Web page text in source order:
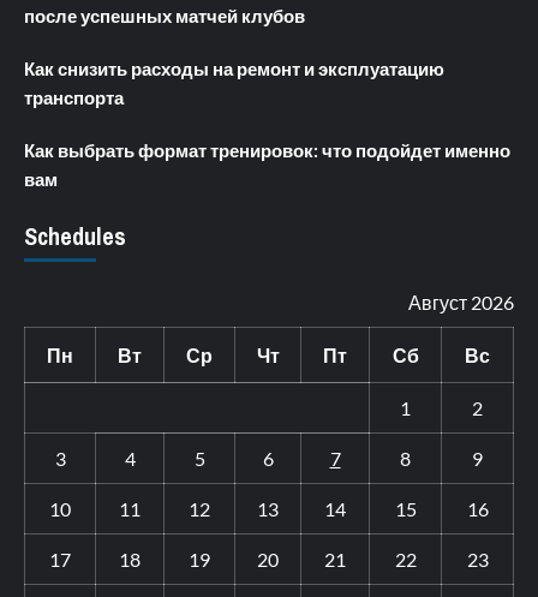
после успешных матчей клубов
Как снизить расходы на ремонт и эксплуатацию
транспорта
Как выбрать формат тренировок: что подойдет именно
вам
Schedules
Август 2026
Пн Вт Ср Чт Пт Сб Вс
1 2
3 4 5 6 7 8 9
10 11 12 13 14 15 16
17 18 19 20 21 22 23